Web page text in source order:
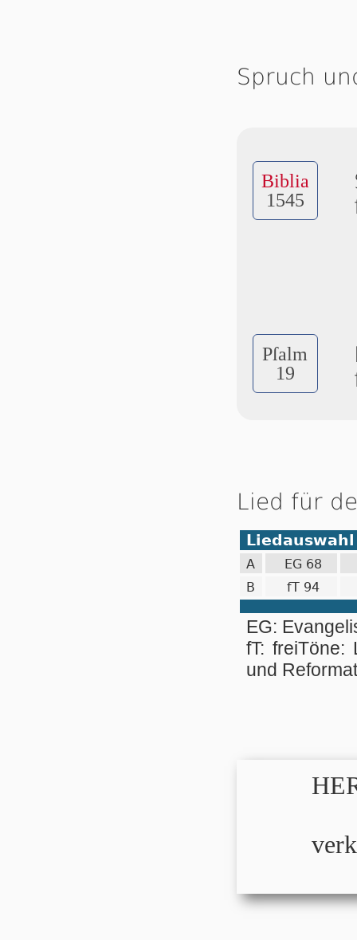
Spruch
Biblia
1545
Pſalm
19
Lied für
Liedauswahl
A
EG 68
B
fT 94
EG:
fT: freiTöne:
und